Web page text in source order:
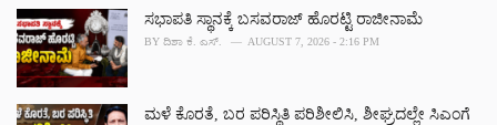
ಸಭಾಪತಿ ಸ್ಥಾನಕ್ಕೆ ಬಸವರಾಜ್ ಹೊರಟ್ಟಿ ರಾಜೀನಾಮೆ
BY ದಿಶಾ ಕೆ. ಎಸ್. AUGUST 7, 2026 - 2:16 PM
ಮಳೆ ಕೊರತೆ, ಬರ ಪರಿಸ್ಥಿತಿ ಪರಿಶೀಲಿಸಿ, ಶೀಘ್ರದಲ್ಲೇ ಸಿಎಂಗೆ